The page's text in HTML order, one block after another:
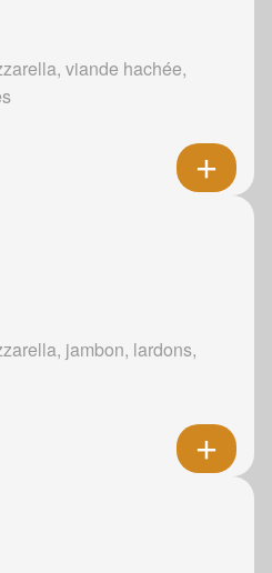
viande hachée,
jambon, lardons,